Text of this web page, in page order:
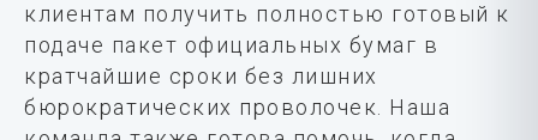
клиентам получить полностью готовый к
подаче пакет официальных бумаг в
кратчайшие сроки без лишних
бюрократических проволочек. Наша